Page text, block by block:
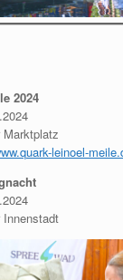
2024
Marktplatz
leinoel-